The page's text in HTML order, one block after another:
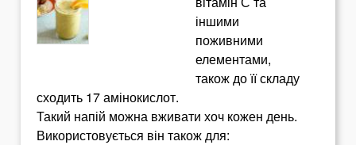
іншими
поживними
елементами,
також до її складу
сходить 17 амінокислот.
Такий напій можна вживати хоч кожен день.
Використовується він також для: